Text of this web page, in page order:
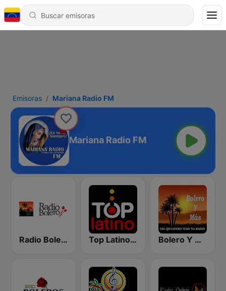
Emisoras Mariana Radio FM
Mariana Radio FM
Radio Bolero Top Latino Radio Bolero Y Mas